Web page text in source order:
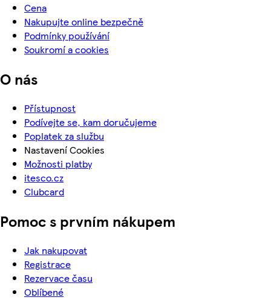
Cena
Nakupujte online bezpečně
Podmínky používání
Soukromí a cookies
O nás
Přístupnost
Podívejte se, kam doručujeme
Poplatek za službu
Nastavení Cookies
Možnosti platby
itesco.cz
Clubcard
Pomoc s prvním nákupem
Jak nakupovat
Registrace
Rezervace času
Oblíbené